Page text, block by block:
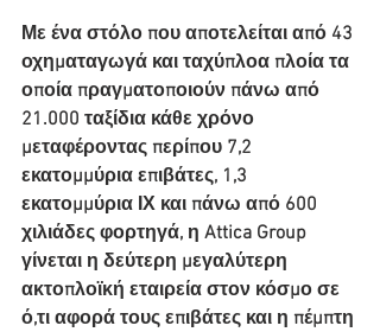
Με ένα στόλο που αποτελείται από 43
οχηματαγωγά και ταχύπλοα πλοία τα
οποία πραγματοποιούν πάνω από
21.000 ταξίδια κάθε χρόνο
μεταφέροντας περίπου 7,2
εκατομμύρια επιβάτες, 1,3
εκατομμύρια ΙΧ και πάνω από 600
χιλιάδες φορτηγά, η Attica Group
γίνεται η δεύτερη μεγαλύτερη
ακτοπλοϊκή εταιρεία στον κόσμο σε
ό,τι αφορά τους επιβάτες και η πέμπτη